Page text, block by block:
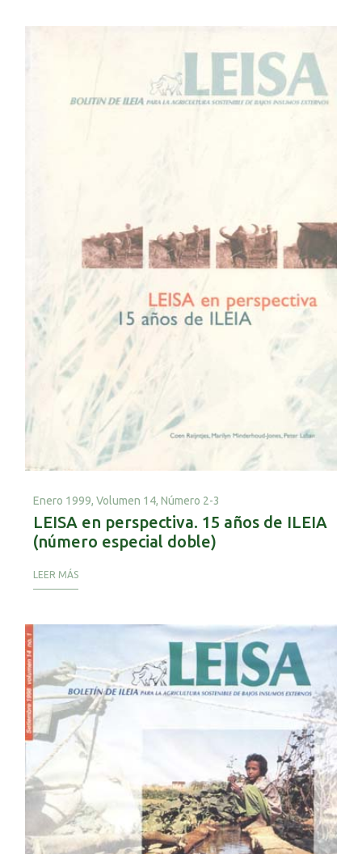
Enero 1999, Volumen 14, Número 2-3
LEISA en perspectiva. 15 años de ILEIA
(número especial doble)
LEER MÁS